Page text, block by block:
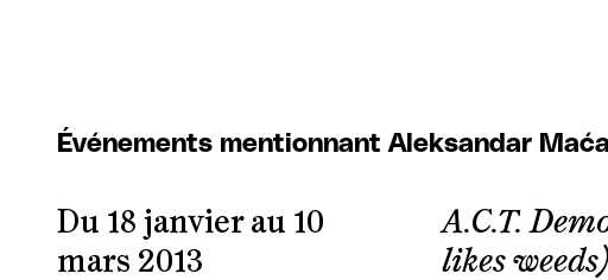
Événements mentionnant Aleksandar
A.C.T.
likes weeds)
Du 18 janvier au 10
mars 2013